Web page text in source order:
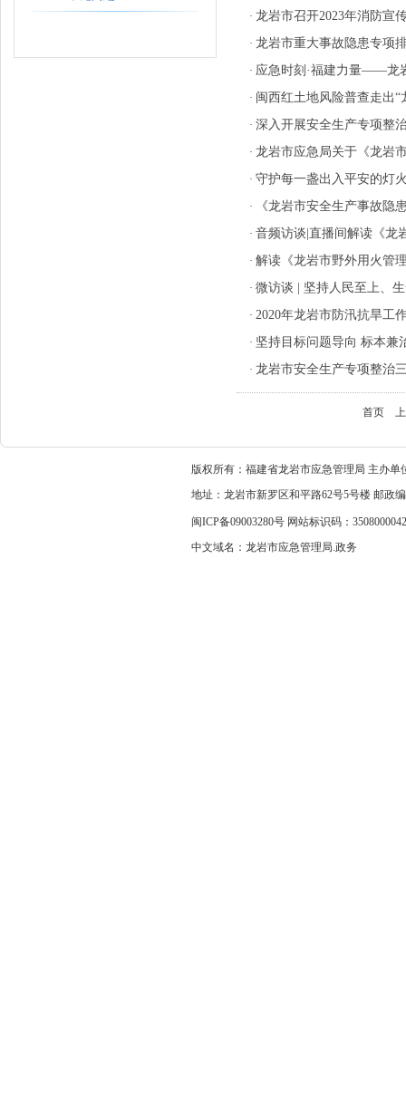
·龙岩市召开2023年消防宣
·龙岩市重大事故隐患专项
· 应急时刻·福建力量——龙
· 闽西红土地风险普查走出“
·深入开展安全生产专项整
·龙岩市应急局关于《龙岩
·守护每一盏出入平安的灯
· 《龙岩市安全生产事故隐
·音频访谈|直播间解读《龙
·解读《龙岩市野外用火管
·微访谈 | 坚持人民至上、
·2020年龙岩市防汛抗旱工
· 坚持目标问题导向 标本兼
·龙岩市安全生产专项整治
首页